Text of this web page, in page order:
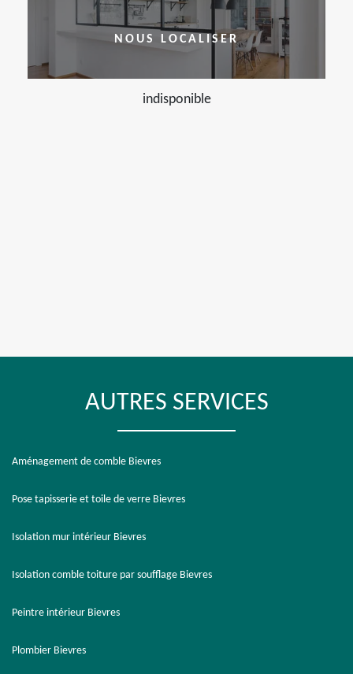
NOUS LOCALISER
indisponible
AUTRES SERVICES
Aménagement de comble Bievres
Pose tapisserie et toile de verre Bievres
Isolation mur intérieur Bievres
Isolation comble toiture par soufflage Bievres
Peintre intérieur Bievres
Plombier Bievres